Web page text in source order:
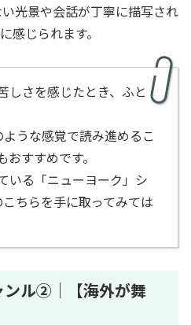
光景や会話が丁寧に描写され
感じられます。
しさを感じたとき、ふと
うな感覚で読み進めるこ
すすめです。
いる「ニューヨーク」シ
ちらを手に取ってみては
ンル②｜【海外が舞